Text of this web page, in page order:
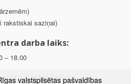
rakstiskai saziņai)
darba laiks:
– 18.00
darba laiks:
valstspilsētas pašvaldības